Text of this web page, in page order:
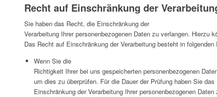
Recht auf Einschränkung der
Sie haben das Recht, die Einschränkung der
Verarbeitung Ihrer personenbezogenen Daten zu verlangen. Hierzu
Das Recht auf Einschränkung der Verarbeitung besteht in folgenden
Wenn Sie die
Richtigkeit Ihrer bei uns gespeicherten personenbezogenen
um dies zu überprüfen. Für die Dauer der Prüfung haben Sie
Einschränkung der Verarbeitung Ihrer personenbezogenen